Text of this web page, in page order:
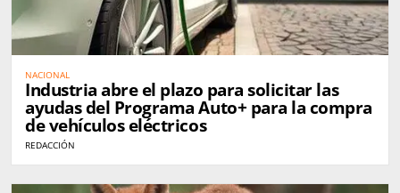
NACIONAL
Industria abre el plazo para solicitar las
ayudas del Programa Auto+ para la compra
de vehículos eléctricos
REDACCIÓN